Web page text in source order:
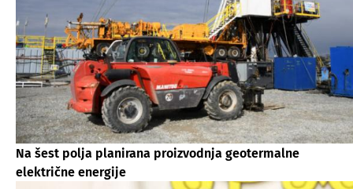
Na šest polja planirana proizvodnja geotermalne
električne energije